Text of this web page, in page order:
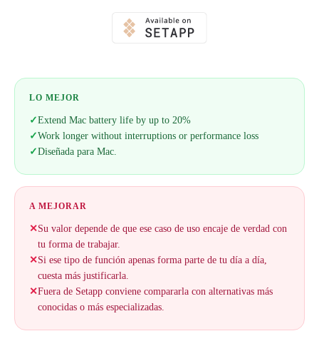
LO MEJOR
✓Extend Mac battery life by up to 20%
✓Work longer without interruptions or performance loss
✓Diseñada para Mac.
A MEJORAR
✕Su valor depende de que ese caso de uso encaje de verdad con
tu forma de trabajar.
✕Si ese tipo de función apenas forma parte de tu día a día,
cuesta más justificarla.
✕Fuera de Setapp conviene compararla con alternativas más
conocidas o más especializadas.